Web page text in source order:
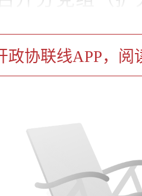
的经济界别
别委员工作
交流。邀请
政协联线APP，阅